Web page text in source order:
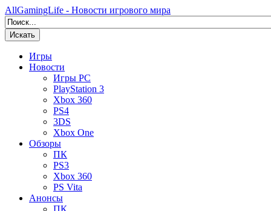
AllGamingLife - Новости игрового мира
Искать
Игры
Новости
Игры PC
PlayStation 3
Xbox 360
PS4
3DS
Xbox One
Обзоры
ПК
PS3
Xbox 360
PS Vita
Анонсы
ПК